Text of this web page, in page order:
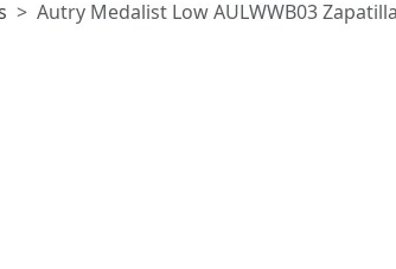
Autry Medalist Low AULWWB03